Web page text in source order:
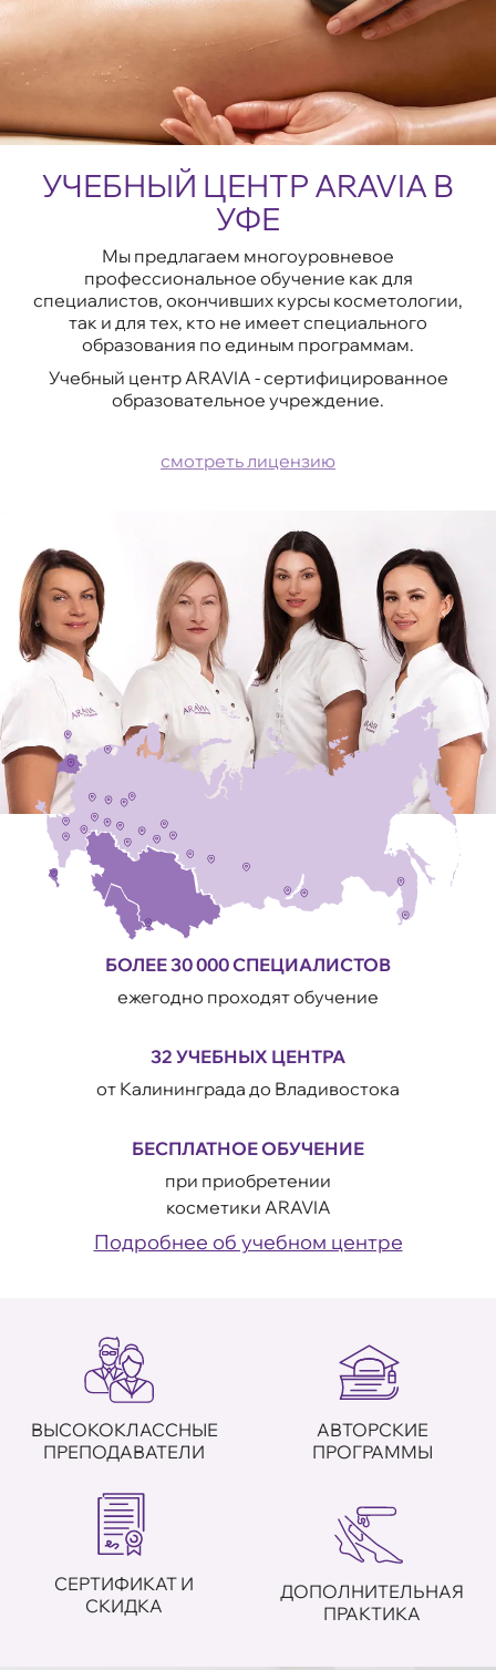
УЧЕБНЫЙ ЦЕНТР ARAVIA В
УФЕ
Мы предлагаем многоуровневое
профессиональное обучение как для
специалистов, окончивших курсы косметологии,
так и для тех, кто не имеет специального
образования по единым программам.
Учебный центр ARAVIA - сертифицированное
образовательное учреждение.
смотреть лицензию
БОЛЕЕ 30 000 СПЕЦИАЛИСТОВ
ежегодно проходят обучение
32 УЧЕБНЫХ ЦЕНТРА
от Калининграда до Владивостока
БЕСПЛАТНОЕ ОБУЧЕНИЕ
при приобретении
косметики ARAVIA
Подробнее об учебном центре
ВЫСОКОКЛАССНЫЕ
ПРЕПОДАВАТЕЛИ
АВТОРСКИЕ
ПРОГРАММЫ
СЕРТИФИКАТ И
СКИДКА
ДОПОЛНИТЕЛЬНАЯ
ПРАКТИКА